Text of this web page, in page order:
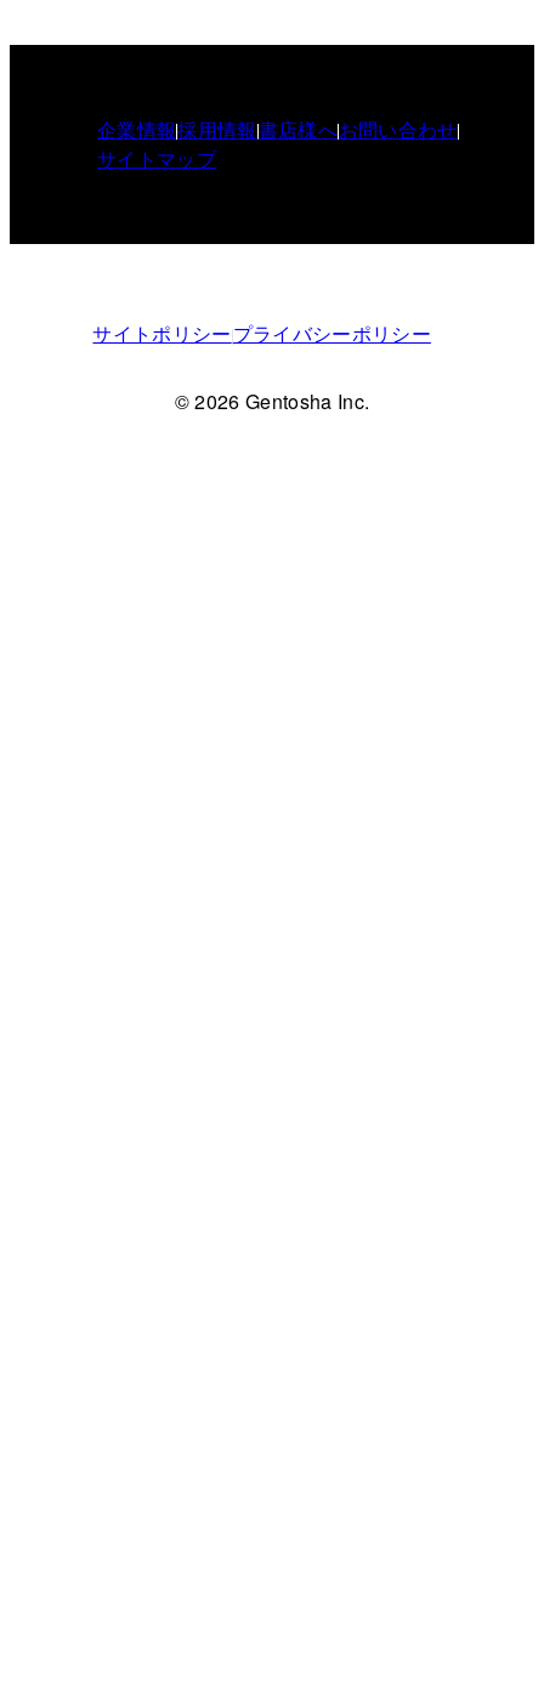
企業情報採用情報書店様へお問い合わせ
サイトマップ
サイトポリシープライバシーポリシー
© 2026 Gentosha Inc.